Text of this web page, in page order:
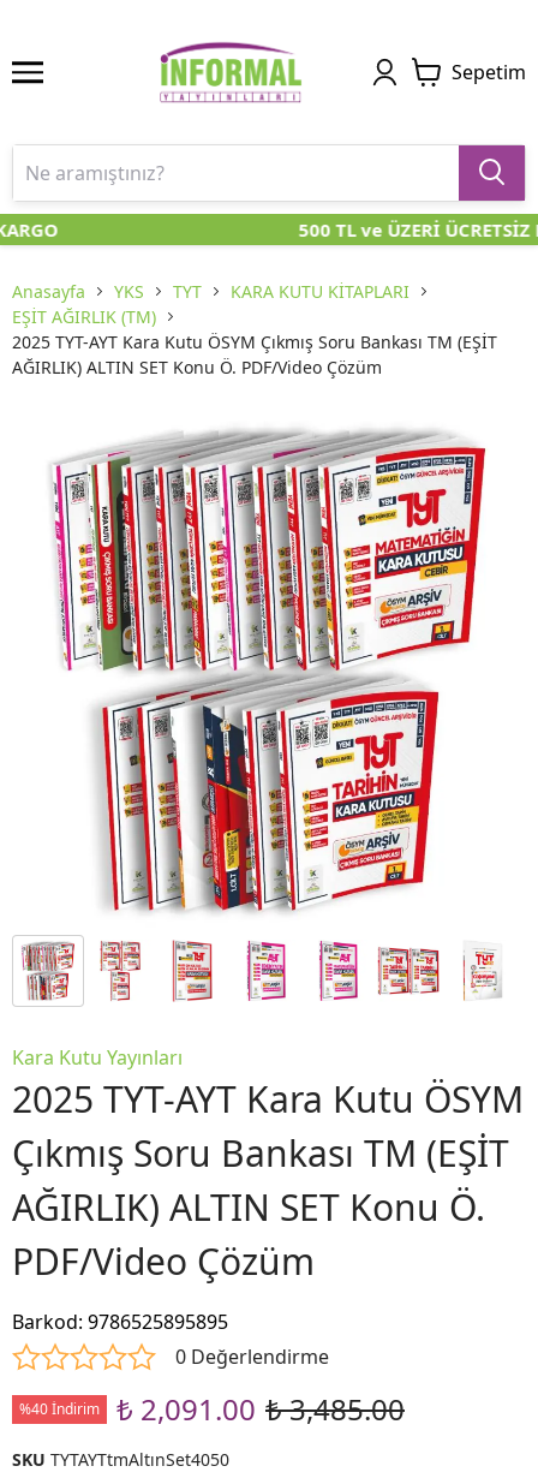
Sepetim
500 TL ve ÜZERİ ÜCRETSİZ
Anasayfa YKS TYT
KARA KUTU KİTAPLARI
EŞİT AĞIRLIK (TM)
2025 TYT-AYT Kara Kutu ÖSYM Çıkmış Soru Bankası TM (EŞİT
AĞIRLIK) ALTIN SET Konu Ö. PDF/Video Çözüm
Kara Kutu Yayınları
2025 TYT-AYT Kara Kutu ÖSYM
Çıkmış Soru Bankası TM (EŞİT
AĞIRLIK) ALTIN SET Konu Ö.
PDF/Video Çözüm
Barkod: 9786525895895
0 Değerlendirme
%40 İndirim ₺ 2,091.00 ₺ 3,485.00
SKU TYTAYTtmAltınSet4050